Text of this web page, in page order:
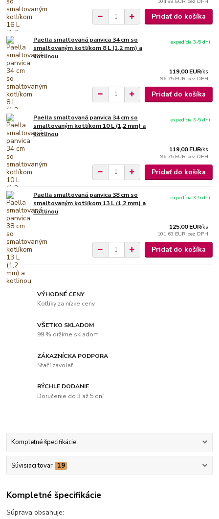
Pridať do košíka
Paella smaltovaná panvica 34 cm so
smaltovaným kotlíkom 8 L (1,2 mm) a
kotlinou
119,00 EUR/ks
96,75 EUR bez DPH
expedícia 3-5 dní
Pridať do košíka
Paella smaltovaná panvica 34 cm so
smaltovaným kotlíkom 10 L (1,2 mm) a
kotlinou
119,00 EUR/ks
96,75 EUR bez DPH
expedícia 3-5 dní
Pridať do košíka
Paella smaltovaná panvica 38 cm so
smaltovaným kotlíkom 13 L (1,2 mm) a
kotlinou
125,00 EUR/ks
101,63 EUR bez DPH
expedícia 3-5 dní
Pridať do košíka
VÝHODNÉ CENY
Kotlíky za nízke ceny
VŠETKO SKLADOM
99 % držíme skladom
ZÁKAZNÍCKA PODPORA
Stačí zavolať
RÝCHLE DODANIE
Doručenie do 3 až 5 dní
Kompletné špecifikácie
Súvisiaci tovar 19
Kompletné špecifikácie
Súprava obsahuje: